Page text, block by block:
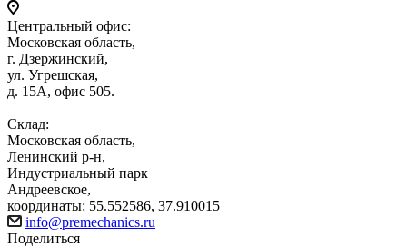
Центральный офис:
Московская область,
г. Дзержинский,
ул. Угрешская,
д. 15А, офис 505.
Склад:
Московская область,
Ленинский р-н,
Индустриальный парк
Андреевское,
координаты: 55.552586, 37.910015
info@premechanics.ru
Поделиться